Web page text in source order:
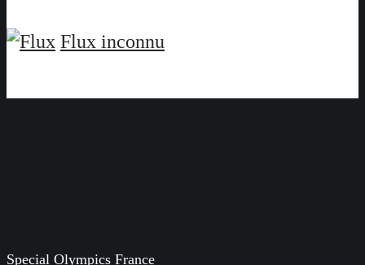
Flux inconnu
Special Olympics France